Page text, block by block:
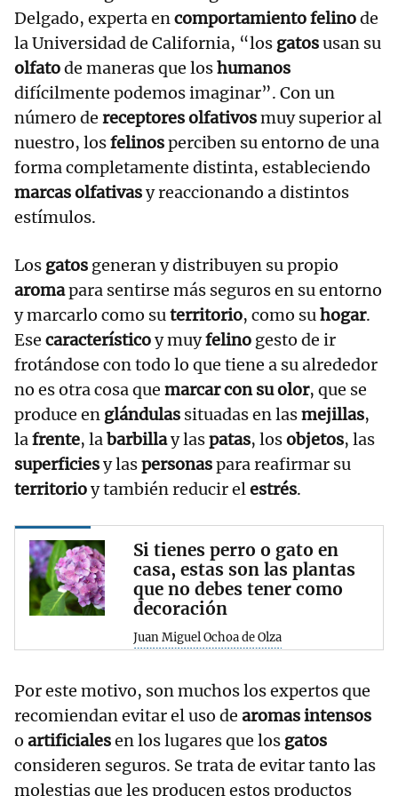
Delgado, experta encomportamiento felinode
la Universidad de California, “los gatosusan su
olfatode maneras que loshumanos
difícilmente podemos imaginar”. Con un
número de receptores olfativosmuy superior al
nuestro, losfelinosperciben su entorno de una
forma completamente distinta, estableciendo
marcas olfativasy reaccionando a distintos
estímulos.
Los gatos generan y distribuyen su propio
aromapara sentirse más seguros en su entorno
y marcarlo como suterritorio, como suhogar.
Ese característicoy muyfelino gesto de ir
frotándose con todo lo que tiene a su alrededor
no es otra cosa que marcar con su olor, que se
produce en glándulas situadas en lasmejillas,
lafrente, labarbillay laspatas, losobjetos, las
superficiesy laspersonaspara reafirmar su
territorioy también reducir elestrés.
Si tienes perro o gato en
casa, estas son las plantas
que no debes tener como
decoración
Juan Miguel Ochoa de Olza
Por este motivo, son muchos los expertos que
recomiendan evitar el uso de aromas intensos
o artificialesen los lugares que los gatos
consideren seguros. Se trata de evitar tanto las
molestias que les producen estos productos